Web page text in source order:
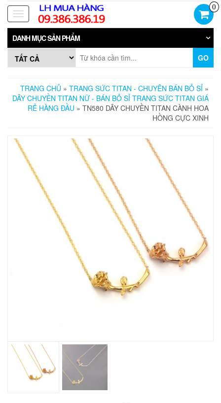
Skip
the
content
Toggle
navigation
0
DANH MỤC SẢN PHẨM
GO
TRANG CHỦ » TRANG SỨC TITAN - CHUYÊN BÁN BỎ SỈ »
DÂY CHUYỀN TITAN NỮ - BÁN BỎ SỈ TRANG SỨC TITAN GIÁ
RẺ HÀNG ĐẦU » TN580 DÂY CHUYỀN TITAN CÀNH HOA
HỒNG CỰC XINH